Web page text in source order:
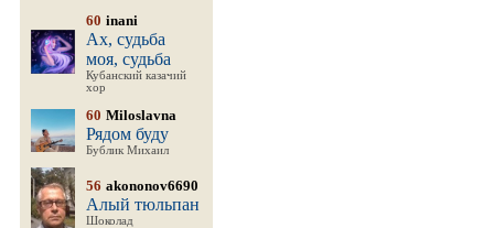
60 inani
Ах, судьба
моя, судьба
Кубанский казачий
хор
60 Miloslavna
Рядом буду
Бублик Михаил
56 akononov6690
Алый тюльпан
Шоколад